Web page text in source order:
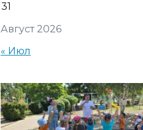
Август 2026
31
« Июл